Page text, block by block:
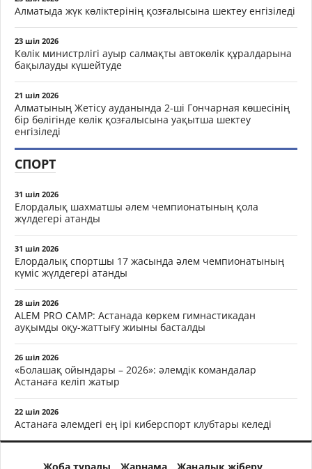
Алматыда жүк көліктерінің қозғалысына шектеу енгізіледі
23 шіл 2026
Көлік министрлігі ауыр салмақты автокөлік құралдарына
бақылауды күшейтуде
21 шіл 2026
Алматының Жетісу ауданында 2-ші Гончарная көшесінің
бір бөлігінде көлік қозғалысына уақытша шектеу
енгізіледі
СПОРТ
31 шіл 2026
Елордалық шахматшы әлем чемпионатының қола
жүлдегері атанды
31 шіл 2026
Елордалық спортшы 17 жасында әлем чемпионатының
күміс жүлдегері атанды
28 шіл 2026
ALEM PRO CAMP: Астанада көркем гимнастикадан
ауқымды оқу-жаттығу жиыны басталды
26 шіл 2026
«Болашақ ойындары – 2026»: әлемдік командалар
Астанаға келіп жатыр
22 шіл 2026
Астанаға әлемдегі ең ірі киберспорт клубтары келеді